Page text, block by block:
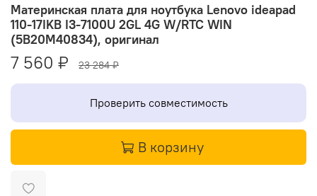
Материнская плата для ноутбука Lenovo ideapad
110-17IKB I3-7100U 2GL 4G W/RTC WIN
(5B20M40834), оригинал
7 560 ₽ 23 284 ₽
Проверить совместимость
В корзину